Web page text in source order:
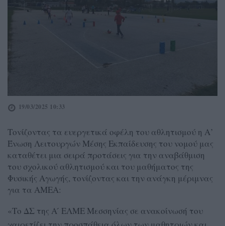
19/03/2025 10:33
Τονίζοντας τα ευεργετικά οφέλη του αθλητισμού η Α’
Ένωση Λειτουργών Μέσης Εκπαίδευσης του νομού μας
καταθέτει μια σειρά προτάσεις για την αναβάθμιση
του σχολικού αθλητισμού και του μαθήματος της
Φυσικής Αγωγής, τονίζοντας και την ανάγκη μέριμνας
για τα ΑΜΕΑ:
«Το ΔΣ της Α ́ ΕΛΜΕ Μεσσηνίας σε ανακοίνωσή του